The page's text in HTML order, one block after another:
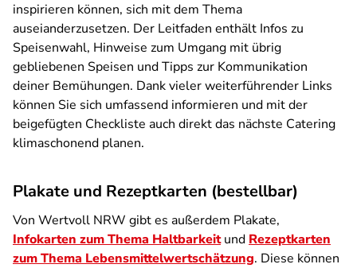
inspirieren können, sich mit dem Thema
auseianderzusetzen. Der Leitfaden enthält Infos zu
Speisenwahl, Hinweise zum Umgang mit übrig
gebliebenen Speisen und Tipps zur Kommunikation
deiner Bemühungen. Dank vieler weiterführender Links
können Sie sich umfassend informieren und mit der
beigefügten Checkliste auch direkt das nächste Catering
klimaschonend planen.
Plakate und Rezeptkarten (bestellbar)
Von Wertvoll NRW gibt es außerdem Plakate,
Infokarten zum Thema Haltbarkeitund Rezeptkarten
zum Thema Lebensmittelwertschätzung. Diese können